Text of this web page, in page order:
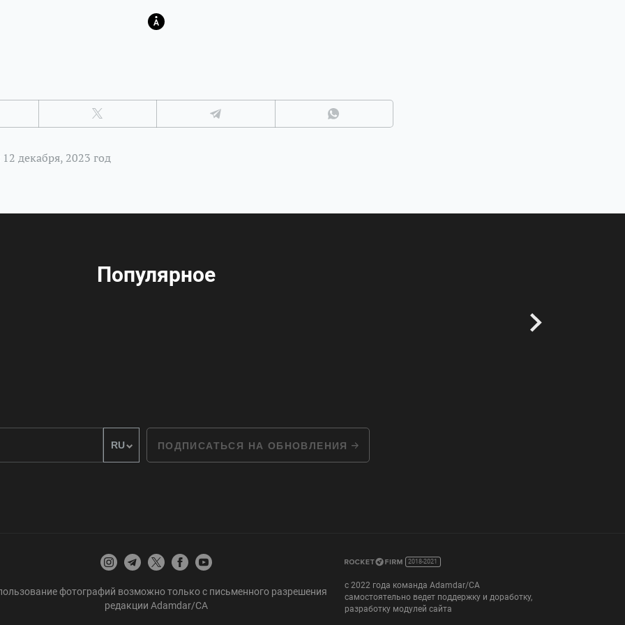
декабря, 2023 год
Популярное
ПОДПИСАТЬСЯ НА ОБНОВЛЕНИЯ
2018-2021
с 2022 года команда Adamdar/CA
самостоятельно ведет поддержку и доработку,
разработку модулей сайта
фотографий возможно только с письменного разрешения
редакции Adamdar/CA